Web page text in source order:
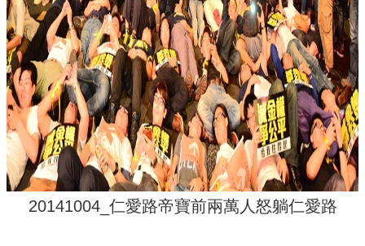
20141004_仁愛路帝寶前兩萬人怒躺仁愛路